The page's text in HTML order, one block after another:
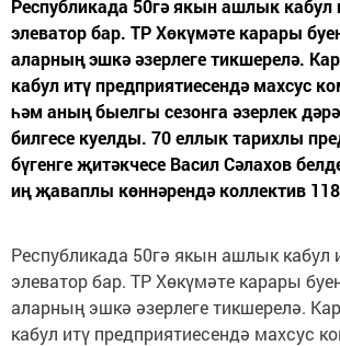
Республикада 50гә якын ашлык кабул
элеватор бар. ТР Хөкүмәте карары
аларның эшкә әзерлеге тикшерелә.
кабул итү предприятиесендә махсус
һәм аның быелгы сезонга әзерлек
билгесе куелды. 70 еллык тарихлы
бүгенге җитәкчесе Васил Сәлахов
иң җаваплы көннәрендә коллектив
Республикада 50гә якын ашлык кабул
элеватор бар. ТР Хөкүмәте карары
аларның эшкә әзерлеге тикшерелә.
кабул итү предприятиесендә махсус